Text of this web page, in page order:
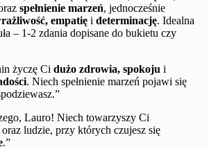
spełnienie marzeń, jednocześnie
empatię i determinację. Idealna
– 1-2 zdania dopisane do bukietu czy
życzę Ci dużo zdrowia, spokoju i
. Niech spełnienie marzeń pojawi się
Lauro! Niech towarzyszy Ci
oraz ludzie, przy których czujesz się
.”